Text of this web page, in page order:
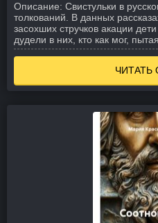
Описание: Свистульки в
толкований. В данных
засохших стручков акации
дудели в них, кто как мог,
ЧИТАТЬ